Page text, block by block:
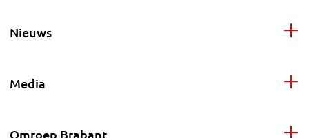
Nieuws
Media
Omroep Brabant